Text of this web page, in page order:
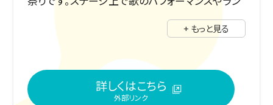
さらにキッチンカーや出店でお祭り気分を味わえ
+ もっと見る
詳しくはこちら